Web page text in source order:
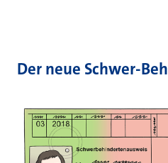
Der neue Schwer-